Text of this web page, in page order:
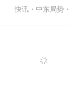
快讯 ・ 中东局势 ・